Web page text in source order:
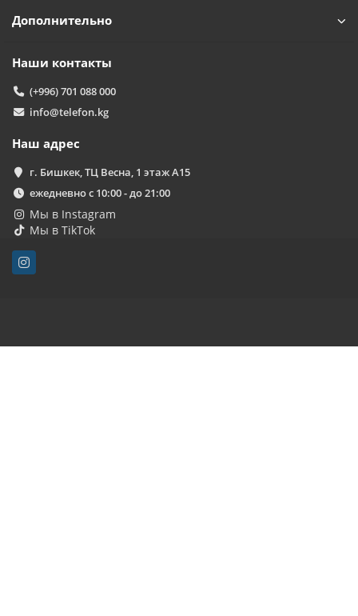
Дополнительно
Наши контакты
(+996) 701 088 000
info@telefon.kg
Наш адрес
г. Бишкек, ТЦ Весна, 1 этаж А15
ежедневно с 10:00 - до 21:00
Мы в Instagram
Мы в TikTok